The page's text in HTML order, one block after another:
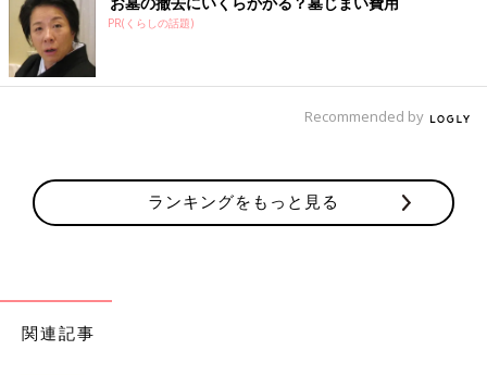
PR(くらしの話題)
Recommended by
ランキングをもっと見る
関連記事